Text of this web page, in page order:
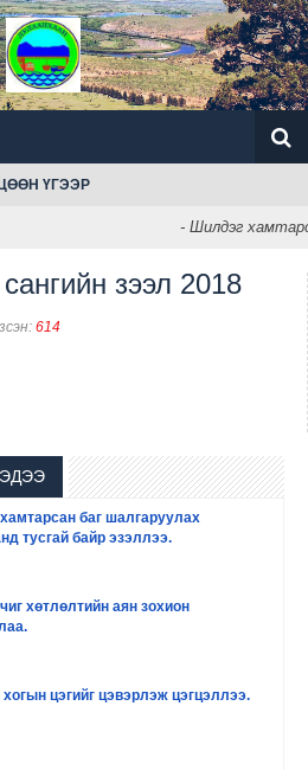
ЦӨӨН ҮГЭЭР
- Шилдэг
зээл 2018
614
баг шалгаруулах
тусгай байр эзэллээ.
хөтлөлтийн аян зохион
хогын цэгийг цэвэрлэж цэгцэллээ.